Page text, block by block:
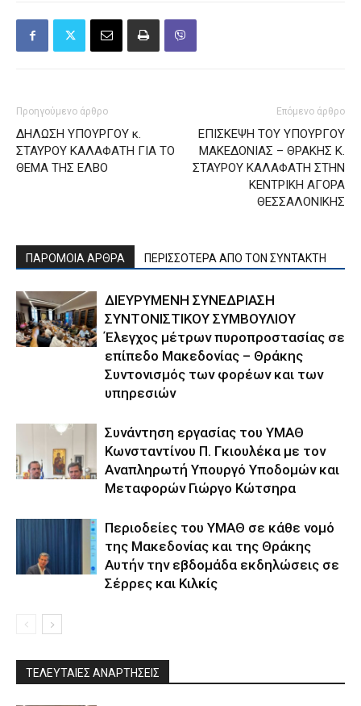
Προηγούμενο άρθρο
ΔΗΛΩΣΗ ΥΠΟΥΡΓΟΥ κ.
ΣΤΑΥΡΟΥ ΚΑΛΑΦΑΤΗ ΓΙΑ ΤΟ
ΘΕΜΑ ΤΗΣ ΕΛΒΟ
Επόμενο άρθρο
ΕΠΙΣΚΕΨΗ ΤΟΥ ΥΠΟΥΡΓΟΥ
ΜΑΚΕΔΟΝΙΑΣ – ΘΡΑΚΗΣ Κ.
ΣΤΑΥΡΟΥ ΚΑΛΑΦΑΤΗ ΣΤΗΝ
ΚΕΝΤΡΙΚΗ ΑΓΟΡΑ
ΘΕΣΣΑΛΟΝΙΚΗΣ
ΠΑΡΟΜΟΙΑ ΑΡΘΡΑ ΠΕΡΙΣΣΟΤΕΡΑ ΑΠΟ ΤΟΝ ΣΥΝΤΑΚΤΗ
ΔΙΕΥΡΥΜΕΝΗ ΣΥΝΕΔΡΙΑΣΗ
ΣΥΝΤΟΝΙΣΤΙΚΟΥ ΣΥΜΒΟΥΛΙΟΥ
Έλεγχος μέτρων πυροπροστασίας σε
επίπεδο Μακεδονίας – Θράκης
Συντονισμός των φορέων και των
υπηρεσιών
Συνάντηση εργασίας του ΥΜΑΘ
Κωνσταντίνου Π. Γκιουλέκα με τον
Αναπληρωτή Υπουργό Υποδομών και
Μεταφορών Γιώργο Κώτσηρα
Περιοδείες του ΥΜΑΘ σε κάθε νομό
της Μακεδονίας και της Θράκης
Αυτήν την εβδομάδα εκδηλώσεις σε
Σέρρες και Κιλκίς
ΤΕΛΕΥΤΑΙΕΣ ΑΝΑΡΤΗΣΕΙΣ